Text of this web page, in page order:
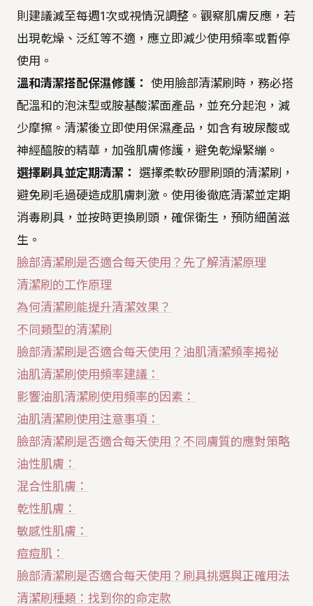
則建議減至每週1次或視情況調整。觀察肌膚反應，若
出現乾燥、泛紅等不適，應立即減少使用頻率或暫停
使用。
溫和清潔搭配保濕修護： 使用臉部清潔刷時，務必搭
配溫和的泡沫型或胺基酸潔面產品，並充分起泡，減
少摩擦。清潔後立即使用保濕產品，如含有玻尿酸或
神經醯胺的精華，加強肌膚修護，避免乾燥緊繃。
選擇刷具並定期清潔：
選擇柔軟矽膠刷頭的清潔刷，
避免刷毛過硬造成肌膚刺激。使用後徹底清潔並定期
消毒刷具，並按時更換刷頭，確保衛生，預防細菌滋
生。
臉部清潔刷是否適合每天使用？先了解清潔原理
清潔刷的工作原理
為何清潔刷能提升清潔效果？
不同類型的清潔刷
臉部清潔刷是否適合每天使用？油肌清潔頻率揭祕
油肌清潔刷使用頻率建議：
影響油肌清潔刷使用頻率的因素：
油肌清潔刷使用注意事項：
臉部清潔刷是否適合每天使用？不同膚質的應對策略
油性肌膚：
混合性肌膚：
乾性肌膚：
敏感性肌膚：
痘痘肌：
臉部清潔刷是否適合每天使用？刷具挑選與正確用法
清潔刷種類：找到你的命定款